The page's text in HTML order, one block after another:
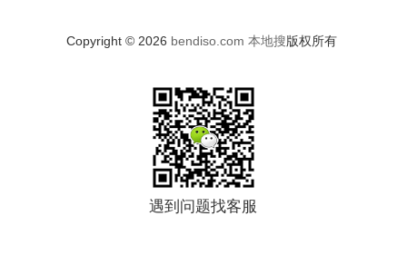
Copyright © 2026 bendiso.com 本地搜版权所有
遇到问题找客服